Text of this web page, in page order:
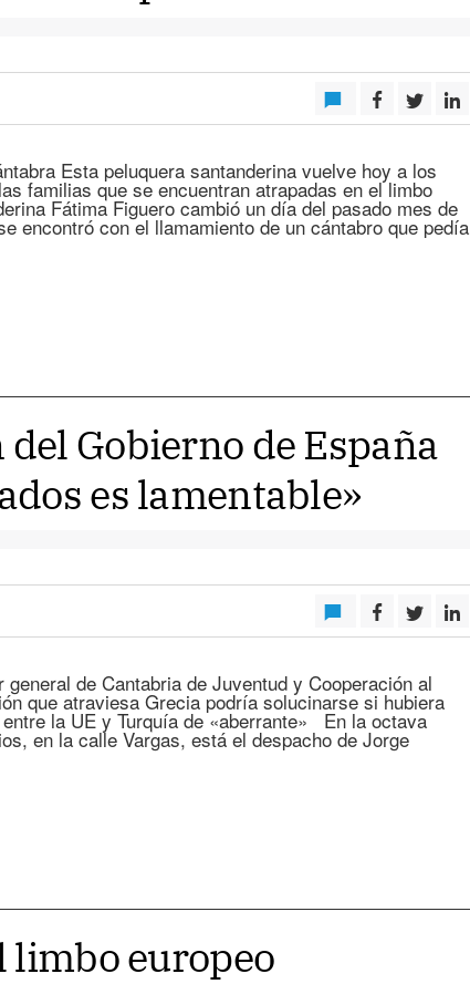
Esta peluquera santanderina vuelve hoy a los
familias que se encuentran atrapadas en el limbo
Fátima Figuero cambió un día del pasado mes de
encontró con el llamamiento de un cántabro que pedía
Gobierno de España
es lamentable»
de Cantabria de Juventud y Cooperación al
que atraviesa Grecia podría solucinarse si hubiera
la UE y Turquía de «aberrante» En la octava
en la calle Vargas, está el despacho de Jorge
limbo europeo